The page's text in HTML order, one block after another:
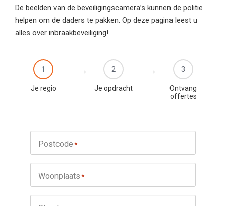
De beelden van de beveiligingscamera’s kunnen de politie
helpen om de daders te pakken. Op deze pagina leest u
alles over inbraakbeveiliging!
1
Je regio
2
Je opdracht
3
Ontvang
offertes
Postcode *
Woonplaats *